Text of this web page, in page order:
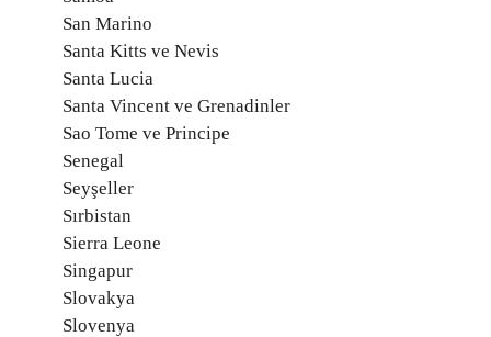
San Marino
Santa Kitts ve Nevis
Santa Lucia
Santa Vincent ve Grenadinler
Sao Tome ve Principe
Senegal
Seyşeller
Sırbistan
Sierra Leone
Singapur
Slovakya
Slovenya